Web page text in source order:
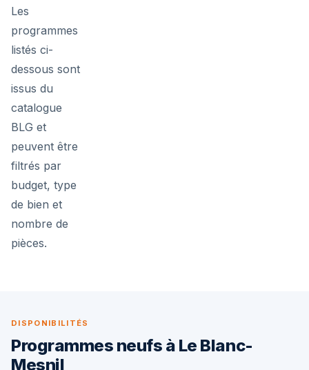
Les
programmes
listés ci-
dessous sont
issus du
catalogue
BLG et
peuvent être
filtrés par
budget, type
de bien et
nombre de
pièces.
DISPONIBILITÉS
Programmes neufs à Le Blanc-
Mesnil